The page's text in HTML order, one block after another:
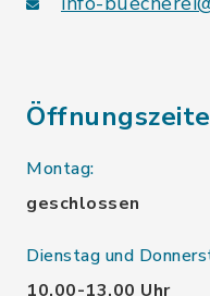
Montag:
geschlossen
Dienstag und
10.00-13.00 Uhr